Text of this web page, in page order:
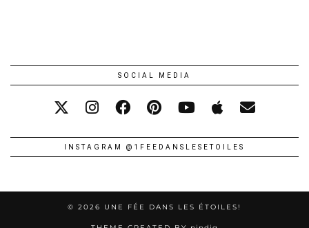
SOCIAL MEDIA
INSTAGRAM @1FEEDANSLESETOILES
© 2026 UNE FÉE DANS LES ÉTOILES!